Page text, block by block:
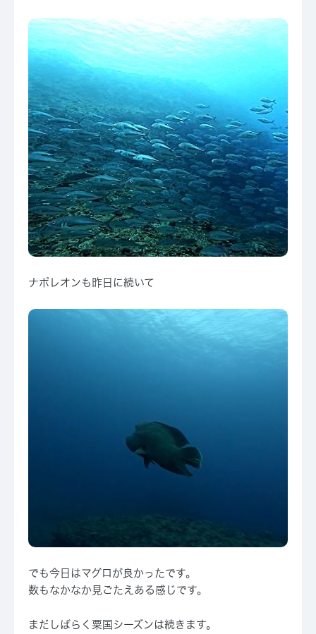
ナポレオンも昨日に続いて
でも今日はマグロが良かったです。
数もなかなか見ごたえある感じです。
まだしばらく粟国シーズンは続きます。